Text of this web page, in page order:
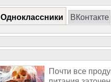
Одноклассники ВКонтакте
Почти все